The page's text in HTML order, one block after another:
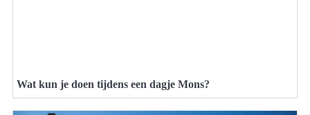
Wat kun je doen tijdens een dagje Mons?